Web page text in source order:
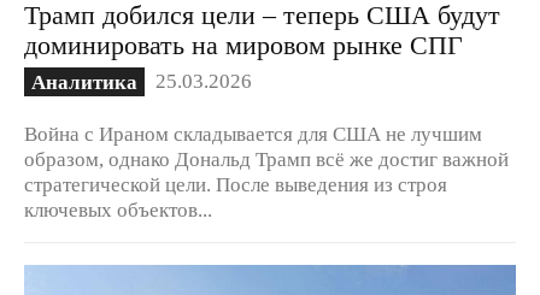
Трамп добился цели – теперь США будут
доминировать на мировом рынке СПГ
Аналитика 25.03.2026
Война с Ираном складывается для США не лучшим
образом, однако Дональд Трамп всё же достиг важной
стратегической цели. После выведения из строя
ключевых объектов...